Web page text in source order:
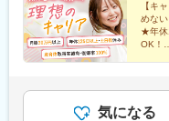
ートワークが可能週3
リモート勤務もOK！
き方ができます。
【キ
めない
★年休
OK！
気になる